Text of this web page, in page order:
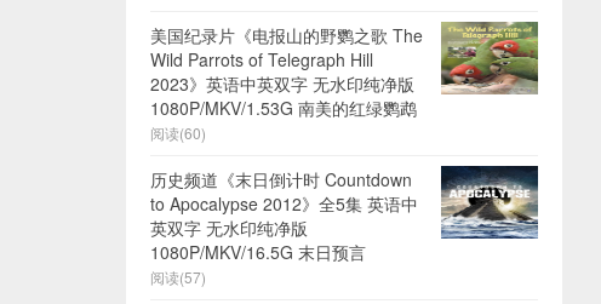
美国纪录片《电报山的野鹦之歌 The
Wild Parrots of Telegraph Hill
2023》英语中英双字 无水印纯净版
1080P/MKV/1.53G 南美的红绿鹦鹉
阅读(60)
历史频道《末日倒计时 Countdown
to Apocalypse 2012》全5集 英语中
英双字 无水印纯净版
1080P/MKV/16.5G 末日预言
阅读(57)